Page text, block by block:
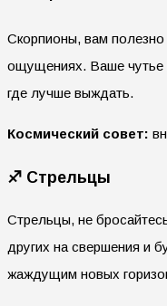
Скорпионы, вам полезно
ощущениях. Ваше чутье
где лучше выждать.
Космический совет:
♐ Стрельцы
Стрельцы, не
других на свершения и
жаждущим новых